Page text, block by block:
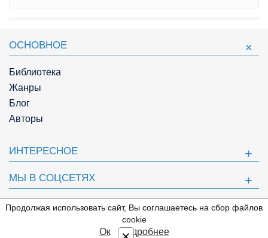
⇩
ОСНОВНОЕ
Библиотека
Жанры
Блог
Авторы
ИНТЕРЕСНОЕ
МЫ В СОЦСЕТЯХ
ПОЛЕЗНОЕ
Продолжая использовать сайт, Вы соглашаетесь на сбор файлов
cookie
Ок Подробнее